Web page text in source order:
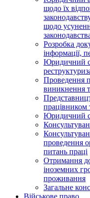
щодо їх
щодо
Розробка
інформації,
Юридичний
Проведення
виникнення
працівником
Юридичний
проведення
питань праці
Отримання
іноземних
проживання
Загальне